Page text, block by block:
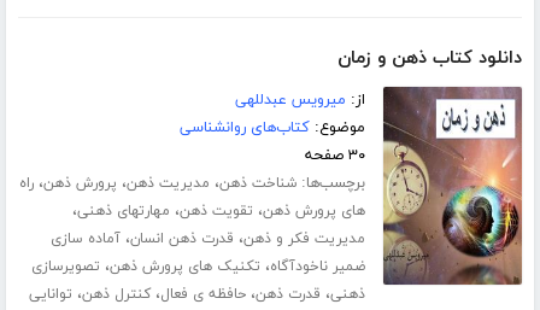
دانلود کتاب ذهن و زمان
از: میرویس عبدللهی
موضوع:کتاب‌های روانشناسی
۳۰ صفحه
برچسب‌ها:شناخت ذهن، مدیریت ذهن، پرورش ذهن،راه
های پرورش ذهن، تقویت ذهن، مهارت­های ذهنی،
مدیریت فکر و ذهن، قدرت ذهن انسان،آماده سازی
ضمیر ناخودآگاه، تکنیک های پرورش ذهن، تصویرسازی
ذهنی، قدرت ذهن،حافظه ی فعال،کنترل ذهن، توانایی